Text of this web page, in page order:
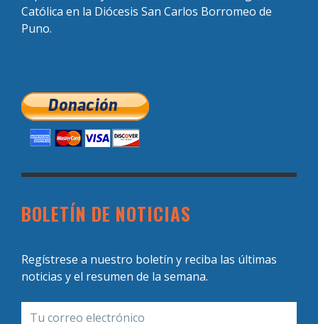
Católica en la Diócesis San Carlos Borromeo de
Puno.
BOLETÍN DE NOTICIAS
Regístrese a nuestro boletín y reciba las últimas
noticias y el resumen de la semana.